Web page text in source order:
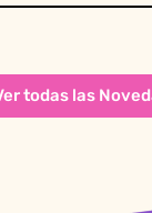
todas las